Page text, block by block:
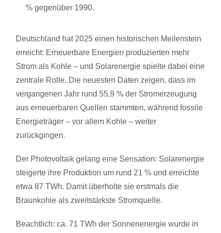
% gegenüber 1990.
Deutschland hat 2025 einen historischen Meilenstein
erreicht: Erneuerbare Energien produzierten mehr
Strom als Kohle – und Solarenergie spielte dabei eine
zentrale Rolle. Die neuesten Daten zeigen, dass im
vergangenen Jahr rund 55,9 % der Stromerzeugung
aus erneuerbaren Quellen stammten, während fossile
Energieträger – vor allem Kohle – weiter
zurückgingen.
Der Photovoltaik gelang eine Sensation: Solarenergie
steigerte ihre Produktion um rund 21 % und erreichte
etwa 87 TWh. Damit überholte sie erstmals die
Braunkohle als zweitstärkste Stromquelle.
Beachtlich: ca. 71 TWh der Sonnenenergie wurde in